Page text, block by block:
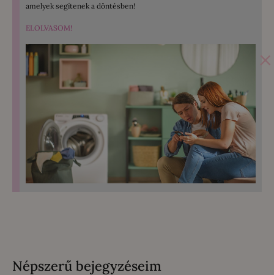
amelyek segítenek a döntésben!
ELOLVASOM!
×
Népszerű bejegyzéseim